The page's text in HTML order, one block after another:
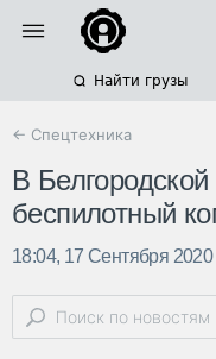
Найти грузы
← Спецтехника
В
беспилотный
18:04, 17 Сентября 2020